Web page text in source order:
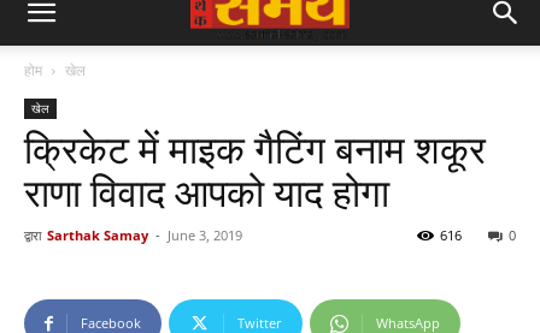
होम खेल
खेल
क्रिकेट में माइक गैटिंग बनाम शकूर
राणा विवाद आपको याद होगा
द्वारा Sarthak Samay - June 3, 2019 0
616
Facebook Twitter WhatsApp